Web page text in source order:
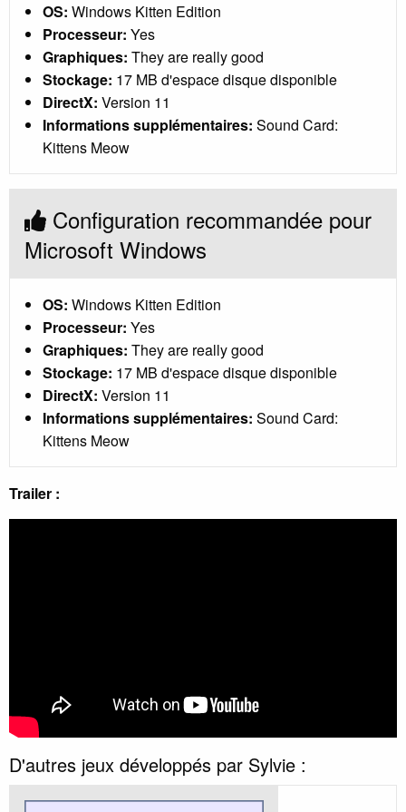
OS: Windows Kitten Edition
Processeur: Yes
Graphiques: They are really good
Stockage: 17 MB d'espace disque disponible
DirectX: Version 11
Informations supplémentaires: Sound Card:
Kittens Meow
Configuration recommandée pour
Microsoft Windows
OS: Windows Kitten Edition
Processeur: Yes
Graphiques: They are really good
Stockage: 17 MB d'espace disque disponible
DirectX: Version 11
Informations supplémentaires: Sound Card:
Kittens Meow
Trailer :
D'autres jeux développés par Sylvie :